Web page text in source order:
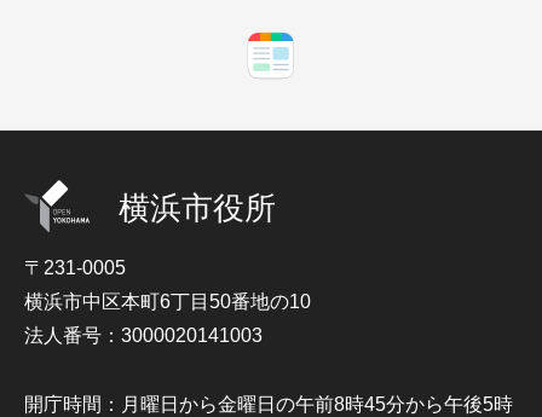
横浜市役所
〒231-0005
横浜市中区本町6丁目50番地の10
法人番号：3000020141003
開庁時間：月曜日から金曜日の午前8時45分から午後5時